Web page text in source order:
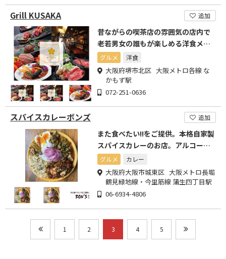
Grill KUSAKA 追加
昔ながらの喫茶店の雰囲気の店内で
老若男女の誰もが楽しめる洋食メニ
ューをご用意しております
グルメ 洋食
大阪府堺市北区 大阪メトロ各線 な
かもず駅
072-251-0636
スパイスカレーボンズ 追加
また食べたい!!をご提供。本格自家製
スパイスカレーのお店。アルコール
有グルメ カレー
大阪府大阪市城東区 大阪メトロ長堀
鶴見緑地線・今里筋線 蒲生四丁目駅
06-6934-4806
1 2 3 4 5